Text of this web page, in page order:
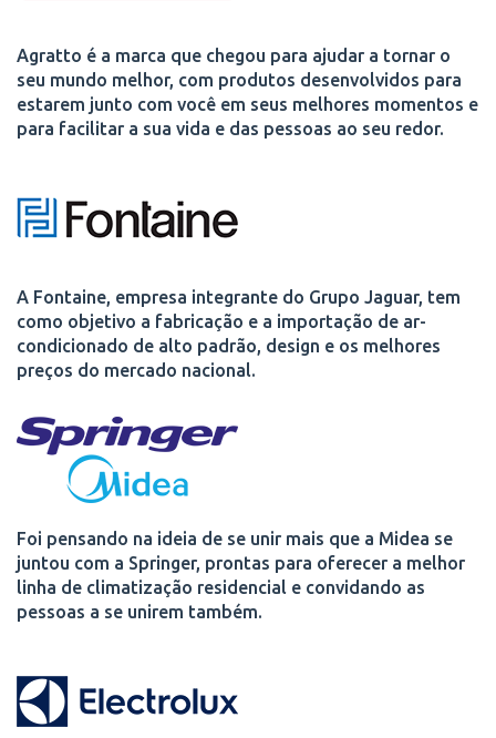
Agratto é a marca que chegou para ajudar a tornar o
seu mundo melhor, com produtos desenvolvidos para
estarem junto com você em seus melhores momentos e
para facilitar a sua vida e das pessoas ao seu redor.
A Fontaine, empresa integrante do Grupo Jaguar, tem
como objetivo a fabricação e a importação de ar-
condicionado de alto padrão, design e os melhores
preços do mercado nacional.
Foi pensando na ideia de se unir mais que a Midea se
juntou com a Springer, prontas para oferecer a melhor
linha de climatização residencial e convidando as
pessoas a se unirem também.